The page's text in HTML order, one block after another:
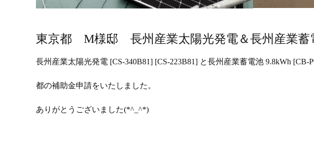
東京都 M様邸 長州産業太陽光発電＆長州産業蓄
長州産業太陽光発電 [CS-340B81] [CS-223B81] と長州産業蓄電池 9.8kWh
都の補助金申請をいたしました。
ありがとうございました(*^_^*)